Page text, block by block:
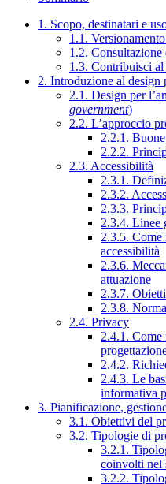
1. Scopo, destinatari e
1.1.
1.2. Consultazione
1.3. Contribuisci al
2. Introduzione al
2.1. Design per
government)
2.2. L’approccio
2.2.1.
2.2.2.
2.3. Accessibilità
2.3.1.
2.3.2.
2.3.3.
2.3.4. Linee
2.3.5. Come
accessibilità
2.3.6.
attuazione
2.3.7.
2.3.8.
2.4. Privacy
2.4.1. Come
2.4.2.
2.4.3. Le
informativa
3. Pianificazione,
3.1. Obiettivi del
3.2. Tipologie di
3.2.1.
coinvolti nel
3.2.2.